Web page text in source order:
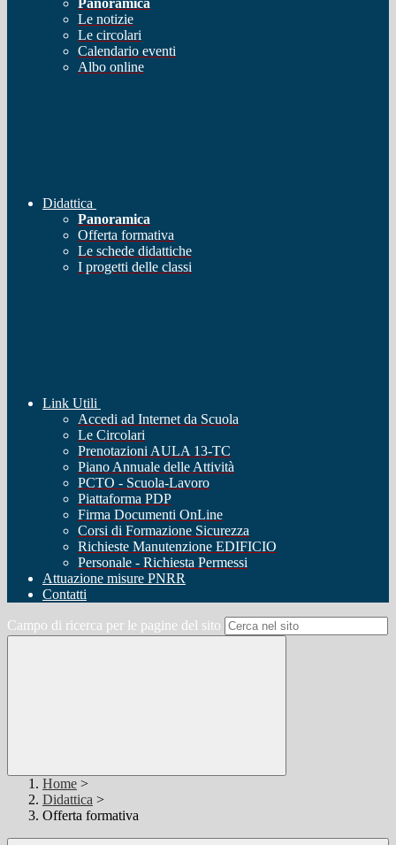
Panoramica
Le notizie
Le circolari
Calendario eventi
Albo online
Didattica
Panoramica
Offerta formativa
Le schede didattiche
I progetti delle classi
Link Utili
Accedi ad Internet da Scuola
Le Circolari
Prenotazioni AULA 13-TC
Piano Annuale delle Attività
PCTO - Scuola-Lavoro
Piattaforma PDP
Firma Documenti OnLine
Corsi di Formazione Sicurezza
Richieste Manutenzione EDIFICIO
Personale - Richiesta Permessi
Attuazione misure PNRR
Contatti
Campo di ricerca per le pagine del sito
Home >
Didattica >
Offerta formativa